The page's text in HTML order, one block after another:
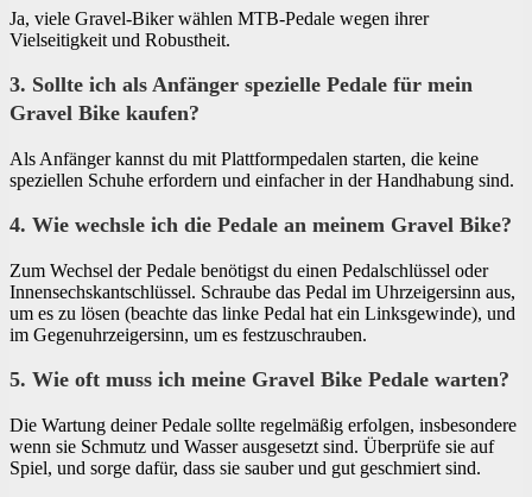
Ja, viele Gravel-Biker wählen MTB-Pedale wegen ihrer
Vielseitigkeit und Robustheit.
3. Sollte ich als Anfänger spezielle Pedale für mein
Gravel Bike kaufen?
Als Anfänger kannst du mit Plattformpedalen starten, die keine
speziellen Schuhe erfordern und einfacher in der Handhabung sind.
4. Wie wechsle ich die Pedale an meinem Gravel Bike?
Zum Wechsel der Pedale benötigst du einen Pedalschlüssel oder
Innensechskantschlüssel. Schraube das Pedal im Uhrzeigersinn aus,
um es zu lösen (beachte das linke Pedal hat ein Linksgewinde), und
im Gegenuhrzeigersinn, um es festzuschrauben.
5. Wie oft muss ich meine Gravel Bike Pedale warten?
Die Wartung deiner Pedale sollte regelmäßig erfolgen, insbesondere
wenn sie Schmutz und Wasser ausgesetzt sind. Überprüfe sie auf
Spiel, und sorge dafür, dass sie sauber und gut geschmiert sind.